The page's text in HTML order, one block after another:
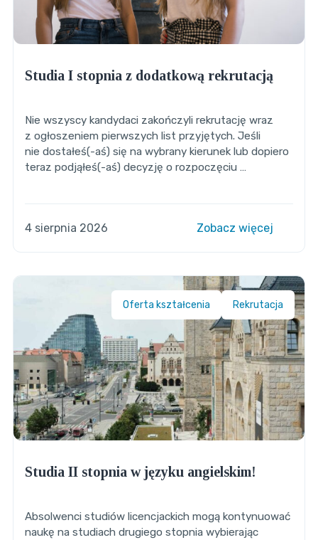
Studia I stopnia z dodatkową rekrutacją
Nie wszyscy kandydaci zakończyli rekrutację wraz
z ogłoszeniem pierwszych list przyjętych. Jeśli
nie dostałeś(-aś) się na wybrany kierunek lub dopiero
teraz podjąłeś(-aś) decyzję o rozpoczęciu …
4 sierpnia 2026 Zobacz więcej
Oferta kształcenia Rekrutacja
Studia II stopnia w języku angielskim!
Absolwenci studiów licencjackich mogą kontynuować
naukę na studiach drugiego stopnia wybierając